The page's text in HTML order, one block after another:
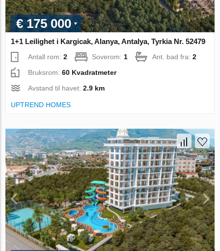
€ 175 000
1+1 Leilighet i Kargicak, Alanya, Antalya, Tyrkia Nr. 52479
Antall rom:2 Soverom:1 Ant. bad fra:2
Bruksrom:60 Kvadratmeter
Avstand til havet:2.9 km
UPTREND HOMES